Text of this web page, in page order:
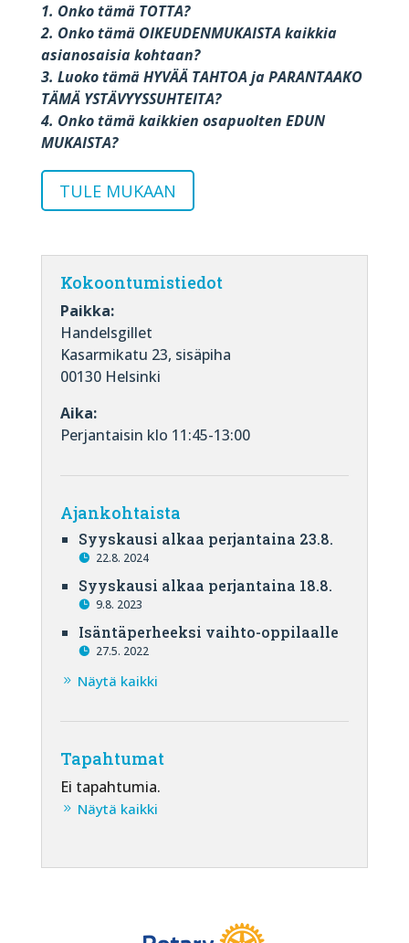
1. Onko tämä TOTTA?
2. Onko tämä OIKEUDENMUKAISTA kaikkia
asianosaisia kohtaan?
3. Luoko tämä HYVÄÄ TAHTOA ja PARANTAAKO
TÄMÄ YSTÄVYYSSUHTEITA?
4. Onko tämä kaikkien osapuolten EDUN
MUKAISTA?
TULE MUKAAN
Kokoontumistiedot
Paikka:
Handelsgillet
Kasarmikatu 23, sisäpiha
00130 Helsinki
Aika:
Perjantaisin klo 11:45-13:00
Ajankohtaista
Syyskausi alkaa perjantaina 23.8.
22.8. 2024
Syyskausi alkaa perjantaina 18.8.
9.8. 2023
Isäntäperheeksi vaihto-oppilaalle
27.5. 2022
Näytä kaikki
Tapahtumat
Ei tapahtumia.
Näytä kaikki